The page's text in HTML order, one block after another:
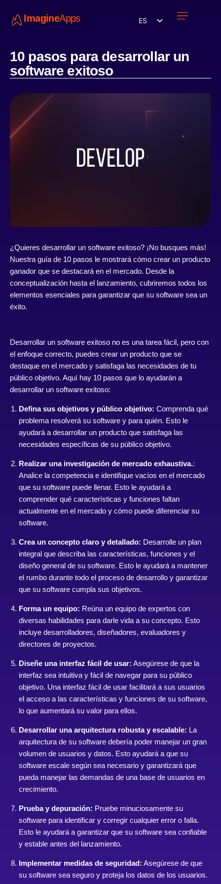
ImagineApps ES
10 pasos para desarrollar un
software exitoso
¿Quieres desarrollar un software exitoso? ¡No busques más!
Nuestra guía de 10 pasos le mostrará cómo crear un producto
ganador que se destacará en el mercado. Desde la
conceptualización hasta el lanzamiento, cubriremos todos los
elementos esenciales para garantizar que su software sea un
éxito.
Desarrollar un software exitoso no es una tarea fácil, pero con
el enfoque correcto, puedes crear un producto que se
destaque en el mercado y satisfaga las necesidades de tu
público objetivo. Aquí hay 10 pasos que lo ayudarán a
desarrollar un software exitoso:
Defina sus objetivos y público objetivo: Comprenda qué
problema resolverá su software y para quién. Esto le
ayudará a desarrollar un producto que satisfaga las
necesidades específicas de su público objetivo.
Realizar una investigación de mercado exhaustiva.:
Analice la competencia e identifique vacíos en el mercado
que su software puede llenar. Esto le ayudará a
comprender qué características y funciones faltan
actualmente en el mercado y cómo puede diferenciar su
software.
Crea un concepto claro y detallado: Desarrolle un plan
integral que describa las características, funciones y el
diseño general de su software. Esto le ayudará a mantener
el rumbo durante todo el proceso de desarrollo y garantizar
que su software cumpla sus objetivos.
Forma un equipo: Reúna un equipo de expertos con
diversas habilidades para darle vida a su concepto. Esto
incluye desarrolladores, diseñadores, evaluadores y
directores de proyectos.
Diseñe una interfaz fácil de usar: Asegúrese de que la
interfaz sea intuitiva y fácil de navegar para su público
objetivo. Una interfaz fácil de usar facilitará a sus usuarios
el acceso a las características y funciones de su software,
lo que aumentará su valor para ellos.
Desarrollar una arquitectura robusta y escalable: La
arquitectura de su software debería poder manejar un gran
volumen de usuarios y datos. Esto ayudará a que su
software escale según sea necesario y garantizará que
pueda manejar las demandas de una base de usuarios en
crecimiento.
Prueba y depuración: Pruebe minuciosamente su
software para identificar y corregir cualquier error o falla.
Esto le ayudará a garantizar que su software sea confiable
y estable antes del lanzamiento.
Implementar medidas de seguridad: Asegúrese de que
su software sea seguro y proteja los datos de los usuarios.